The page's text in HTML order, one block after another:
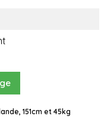
151cm et 45kg